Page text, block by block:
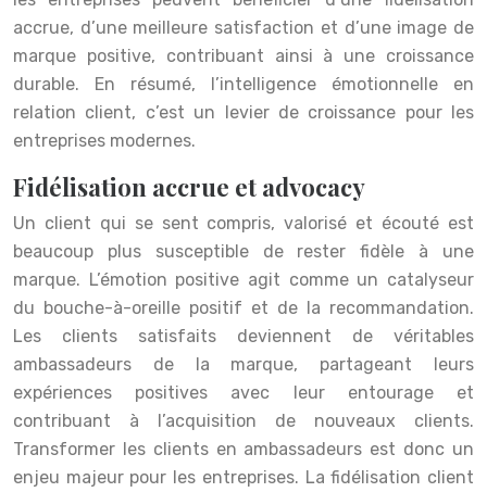
accrue, d’une meilleure satisfaction et d’une image de
marque positive, contribuant ainsi à une croissance
durable. En résumé, l’intelligence émotionnelle en
relation client, c’est un levier de croissance pour les
entreprises modernes.
Fidélisation accrue et advocacy
Un client qui se sent compris, valorisé et écouté est
beaucoup plus susceptible de rester fidèle à une
marque. L’émotion positive agit comme un catalyseur
du bouche-à-oreille positif et de la recommandation.
Les clients satisfaits deviennent de véritables
ambassadeurs de la marque, partageant leurs
expériences positives avec leur entourage et
contribuant à l’acquisition de nouveaux clients.
Transformer les clients en ambassadeurs est donc un
enjeu majeur pour les entreprises. La fidélisation client